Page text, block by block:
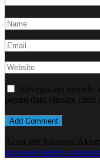
Salvează-mi
pentru data viitoare când
Acest site folosește
procesate datele